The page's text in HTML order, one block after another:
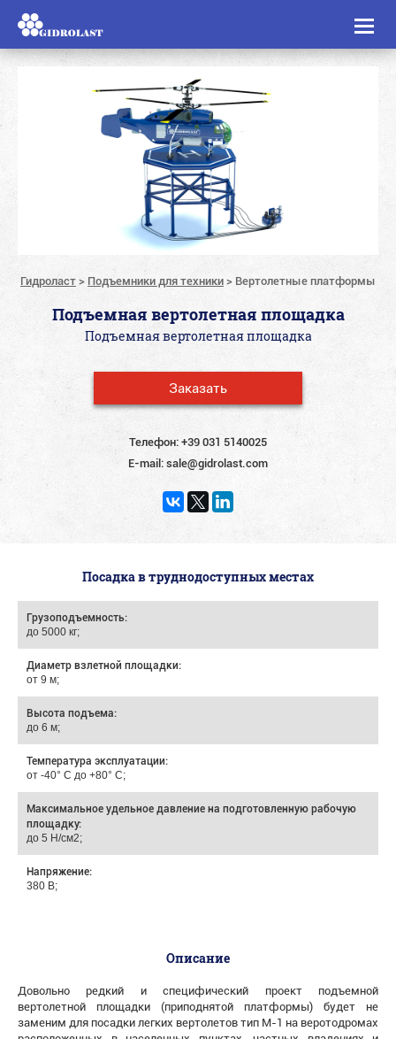
Toggle
Гидроласт> Подъемники для техники> Вертолетные платформы
Подъемная вертолетная площадка
Подъемная вертолетная площадка
Заказать
Телефон:+39 031 5140025
E-mail:sale@gidrolast.com
Посадка в труднодоступных местах
Грузоподъемность:
до 5000 кг;
Диаметр взлетной площадки:
от 9 м;
Высота подъема:
до 6 м;
Температура эксплуатации:
от -40° С до +80° С;
Максимальное удельное давление на подготовленную рабочую
площадку:
до 5 Н/см2;
Напряжение:
380 В;
Описание
Довольно редкий и специфический проект подъемной
вертолетной площадки (приподнятой платформы) будет не
заменим для посадки легких вертолетов тип М-1 на веротодромах